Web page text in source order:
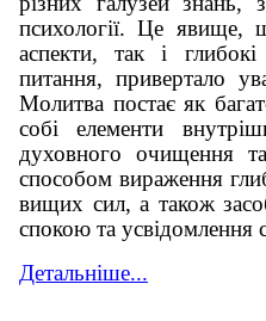
психології. Це явище,
аспекти, так і глибокі
питання, привертало
Молитва постає як
собі елементи
духовного очищення
способом вираження
вищих сил, а також
спокою та усвідомлення
Детальніше...